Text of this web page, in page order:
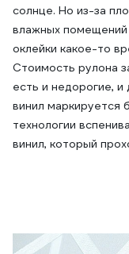
солнце. Но из-за
влажных
оклейки какое-то
Стоимость рулона
есть и недорогие,
винил маркируется
технологии
винил, который